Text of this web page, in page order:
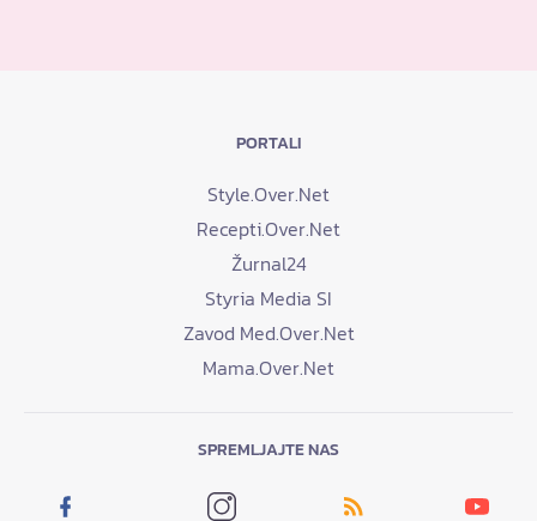
PORTALI
Style.Over.Net
Recepti.Over.Net
Žurnal24
Styria Media SI
Zavod Med.Over.Net
Mama.Over.Net
SPREMLJAJTE NAS